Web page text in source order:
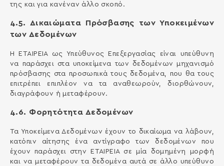
της και για κανέναν άλλο σκοπό.
4.5. Δικαιώματα Πρόσβασης των Υποκειμένων
των Δεδομένων
H ΕΤΑΙΡΕΙΑ ως Υπεύθυνος Επεξεργασίας είναι υπεύθυνη
να παράσχει στα υποκείμενα των δεδομένων μηχανισμό
πρόσβασης στα προσωπικά τους δεδομένα, που θα τους
επιτρέπει επιπλέον να τα αναθεωρούν, διορθώνουν,
διαγράφουν ή μεταφέρουν.
4.6. Φορητότητα Δεδομένων
Τα Υποκείμενα Δεδομένων έχουν το δικαίωμα να λάβουν,
κατόπιν αίτησης ένα αντίγραφο των δεδομένων που
έχουν παράσχει στην ΕΤΑΙΡΕΙΑ σε μία δομημένη μορφή
και να μεταφέρουν τα δεδομένα αυτά σε άλλο υπεύθυνο